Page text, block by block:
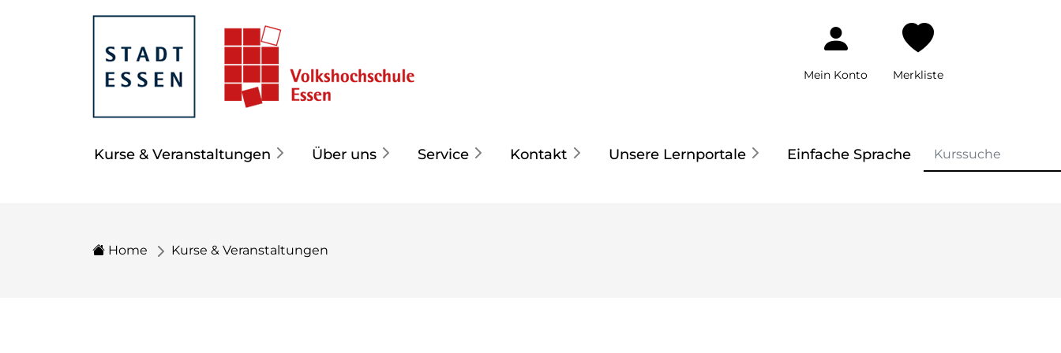
Mein Konto Merkliste
Kurse & Veranstaltungen Über uns Service Kontakt Unsere Lernportale Einfache Sprache
Home Kurse & Veranstaltungen